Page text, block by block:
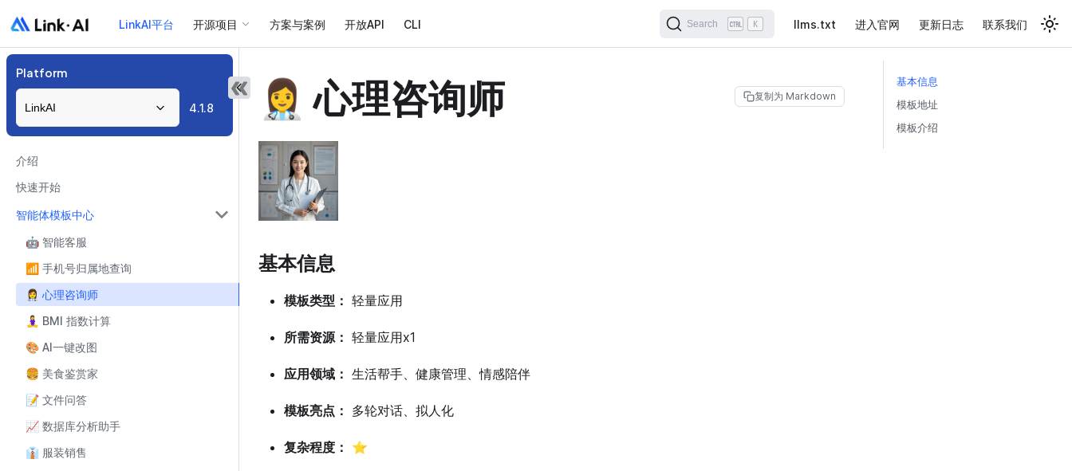
LinkAI平台 开源项目 方案与案例 开放API CLI Search K llms.txt 进入官网 更新日志 联系我们
Platform
LinkAI 4.1.8
介绍
快速开始
智能体模板中心
🤖 智能客服
📶 手机号归属地查询
👩‍⚕️ 心理咨询师
🧘‍♀️ BMI 指数计算
🎨 AI一键改图
🍔 美食鉴赏家
📝 文件问答
📈 数据库分析助手
👔 服装销售
复制为 Markdown
👩‍⚕️ 心理咨询师
基本信息
模板类型： 轻量应用
所需资源： 轻量应用x1
应用领域： 生活帮手、健康管理、情感陪伴
模板亮点： 多轮对话、拟人化
复杂程度： ⭐️
基本信息
模板地址
模板介绍